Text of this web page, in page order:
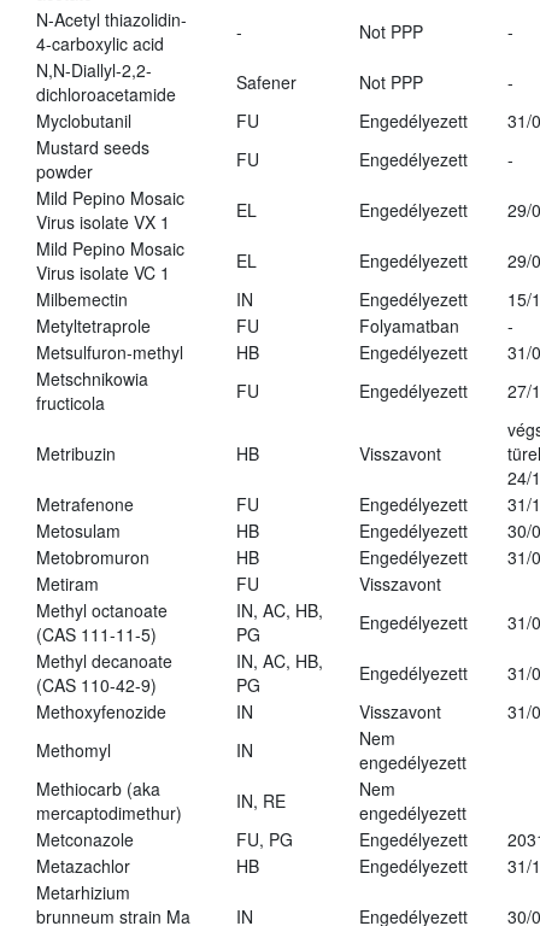
N-Acetyl thiazolidin-
4-carboxylic acid
- Not PPP
-
N,N-Diallyl-2,2-
dichloroacetamide
Safener Not PPP
-
Myclobutanil
FU Engedélyezett
31/
Mustard seeds
powder
FU Engedélyezett
-
Mild Pepino Mosaic
Virus isolate VX 1
EL Engedélyezett
29/
Mild Pepino Mosaic
Virus isolate VC 1
EL Engedélyezett
29/
Milbemectin
IN Engedélyezett
15/
Metyltetraprole
FU Folyamatban
-
Metsulfuron-methyl
HB Engedélyezett
31/
Metschnikowia
fructicola
FU Engedélyezett 27/
Metribuzin HB Visszavont
24/
Metrafenone
FU Engedélyezett
31/
Metosulam
HB Engedélyezett
30/
Metobromuron
HB Engedélyezett
31/
Metiram
FU
Visszavont
Methyl octanoate
(CAS 111-11-5)
IN, AC, HB,
PG
Engedélyezett
31/
Methyl decanoate
(CAS 110-42-9)
IN, AC, HB,
PG
Engedélyezett
31/
Methoxyfenozide
IN Visszavont
31/
Methomyl
IN
Nem
engedélyezett
Methiocarb (aka
mercaptodimethur)
IN, RE
Nem
engedélyezett
Metconazole
FU, PG Engedélyezett
Metazachlor
HB Engedélyezett
31/
Metarhizium
brunneum strain Ma
IN Engedélyezett 30/